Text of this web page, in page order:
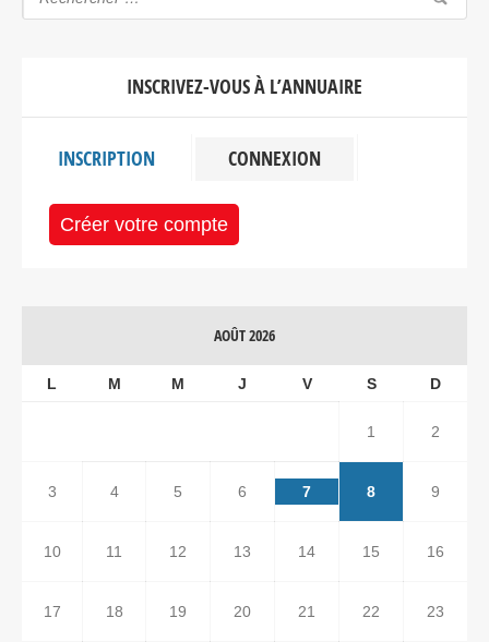
INSCRIVEZ-VOUS À L’ANNUAIRE
INSCRIPTION CONNEXION
Créer votre compte
AOÛT 2026
L M M J V S D
1 2
3 4 5 6 7 8 9
10 11 12 13 14 15 16
17 18 19 20 21 22 23